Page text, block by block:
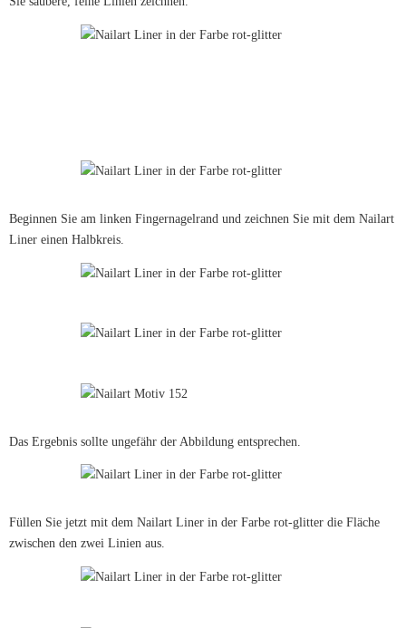
Beginnen Sie am linken Fingernagelrand und zeichnen Sie mit dem Nailart
Liner einen Halbkreis.
Das Ergebnis sollte ungefähr der Abbildung entsprechen.
Füllen Sie jetzt mit dem Nailart Liner in der Farbe rot-glitter die Fläche
zwischen den zwei Linien aus.